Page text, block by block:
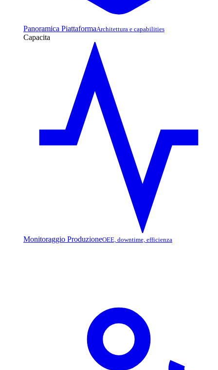
Panoramica PiattaformaArchitettura e capabilities
Capacita
Monitoraggio ProduzioneOEE, downtime, efficienza